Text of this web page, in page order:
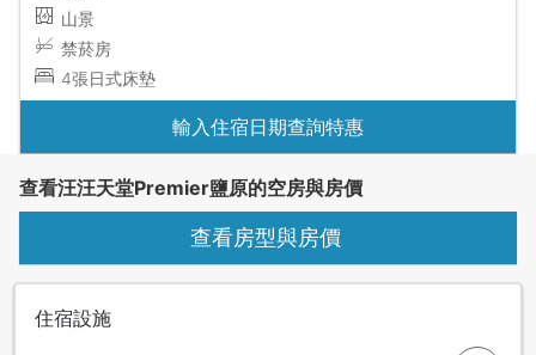
山景
禁菸房
4張日式床墊
輸入住宿日期查詢特惠
查看汪汪天堂Premier鹽原的空房與房價
查看房型與房價
住宿設施